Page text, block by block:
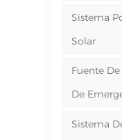
Sistema
Solar
Fuente
De
Sistema